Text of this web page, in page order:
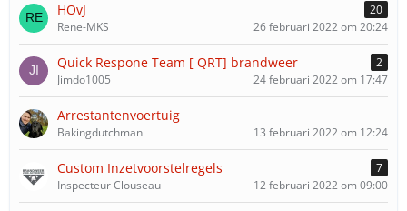
HOvJ
20
Rene-MKS
26 februari 2022 om 20:24
Quick Respone Team [ QRT] brandweer
2
Jimdo1005
24 februari 2022 om 17:47
Arrestantenvoertuig
Bakingdutchman 13 februari 2022 om 12:24
Custom Inzetvoorstelregels
7
Inspecteur Clouseau
12 februari 2022 om 09:00